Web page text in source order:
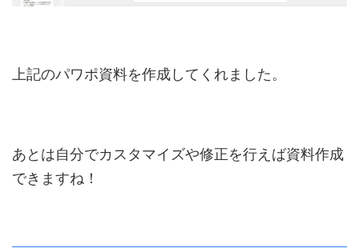
上記のパワポ資料を作成してくれました。
あとは自分でカスタマイズや修正を行えば資料作成
できますね！